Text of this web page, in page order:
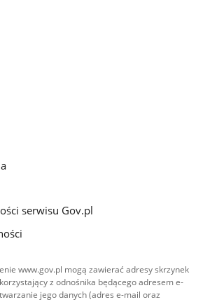
serwisu Gov.pl
www.gov.pl mogą zawierać adresy skrzynek
z odnośnika będącego adresem e-
jego danych (adres e-mail oraz